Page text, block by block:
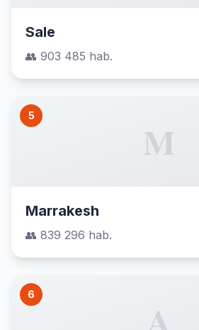
Sale
👥 903 485 hab.
5
M
Marrakesh
👥 839 296 hab.
6
A